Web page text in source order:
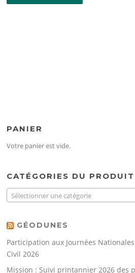
PANIER
Votre panier est vide.
CATÉGORIES DU PRODUIT
Sélectionner une catégorie
GÉODUNES
Participation aux Journées
Civil 2026
Mission : Suivi printannier 2026 des